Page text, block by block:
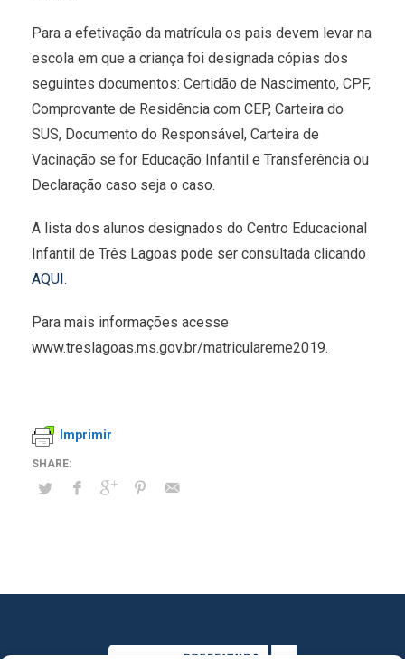
Para a efetivação da matrícula os pais devem levar na
escola em que a criança foi designada cópias dos
seguintes documentos: Certidão de Nascimento, CPF,
Comprovante de Residência com CEP, Carteira do
SUS, Documento do Responsável, Carteira de
Vacinação se for Educação Infantil e Transferência ou
Declaração caso seja o caso.
A lista dos alunos designados do Centro Educacional
Infantil de Três Lagoas pode ser consultada clicando
AQUI .
Para mais informações acesse
www.treslagoas.ms.gov.br/matriculareme2019.
Imprimir